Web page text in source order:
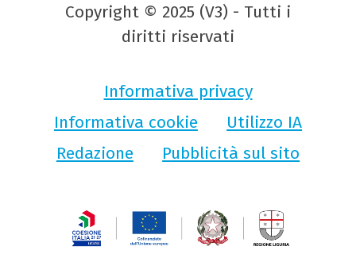
Copyright © 2025 (V3) - Tutti i
diritti riservati
Informativa privacy
Informativa cookie
Utilizzo IA
Redazione
Pubblicità sul sito